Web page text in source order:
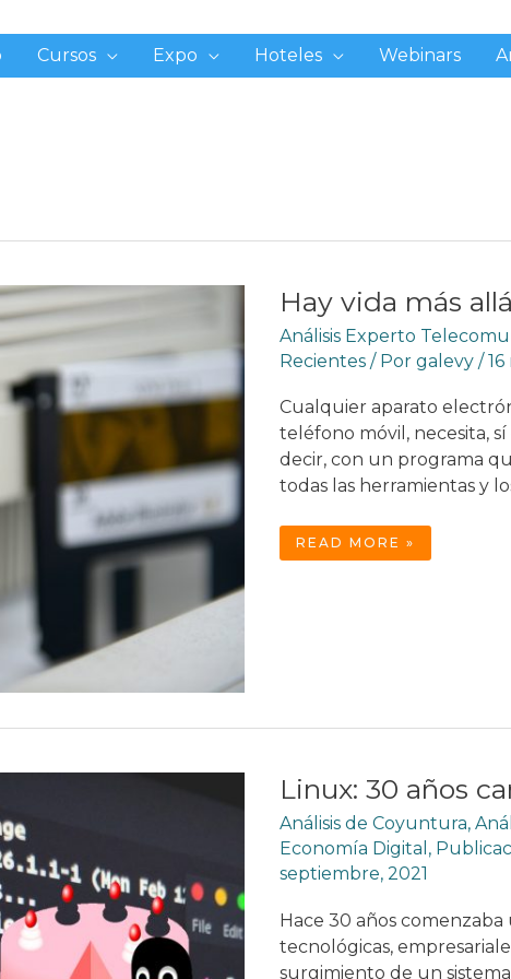
Cursos Expo Hoteles Webinars
Hay vida más
Análisis Experto
Recientes / Por galevy /
Cualquier aparato
teléfono móvil, necesita,
decir, con un programa
todas las herramientas y
HAY
READ MORE »
Linux: 30 años
Análisis de Coyuntura,
Economía Digital ,
septiembre, 2021
Hace 30 años
tecnológicas,
surgimiento de un